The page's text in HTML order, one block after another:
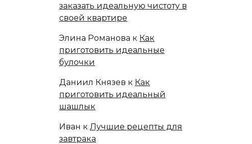
заказать идеальную чистоту в
своей квартире
Элина Романова к Как
приготовить идеальные
булочки
Даниил Князев к Как
приготовить идеальный
шашлык
Иван к Лучшие рецепты для
завтрака